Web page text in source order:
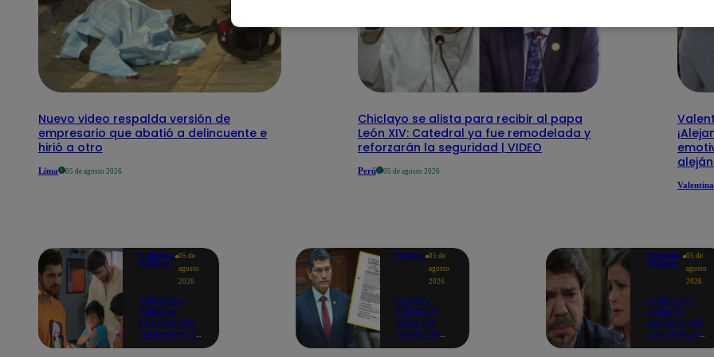
Nuevo video respalda versión de
empresario que abatió a delincuente e
hirió a otro
Lima 05 de agosto 2026
Chiclayo se alista para recibir al papa
León XIV: Catedral ya fue remodelada y
reforzarán la seguridad | VIDEO
Perú 05 de agosto 2026
Valentina
Valiente
05 de
agosto
2026
Valentina
Valiente
capítulo 108:
¡Alejandro le
Política 05 de
agosto
2026
Fiscalía
solicita 9
años y 4
meses de
Valentina
Valiente
05 de
agosto
2026
Valentina
Valiente
capítulo 108:
¡Leo revela la